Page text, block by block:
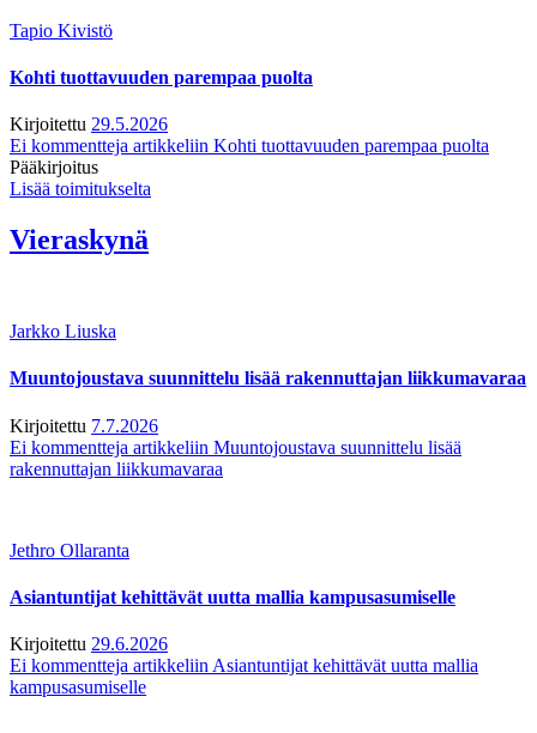
Tapio Kivistö
Kohti tuottavuuden parempaa puolta
Kirjoitettu 29.5.2026
Ei kommentteja artikkeliin Kohti tuottavuuden parempaa puolta
Pääkirjoitus
Lisää toimitukselta
Vieraskynä
Jarkko Liuska
Muuntojoustava suunnittelu lisää rakennuttajan liikkumavaraa
Kirjoitettu 7.7.2026
Ei kommentteja artikkeliin Muuntojoustava suunnittelu lisää
rakennuttajan liikkumavaraa
Jethro Ollaranta
Asiantuntijat kehittävät uutta mallia kampusasumiselle
Kirjoitettu 29.6.2026
Ei kommentteja artikkeliin Asiantuntijat kehittävät uutta mallia
kampusasumiselle